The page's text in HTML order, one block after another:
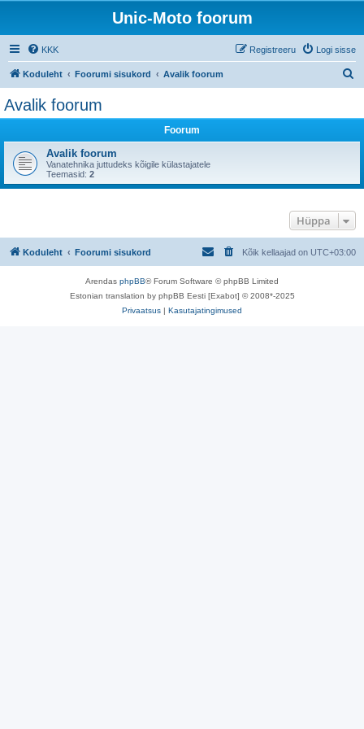
Unic-Moto foorum
KKK Logi sisse
Registreeru
Koduleht Foorumi sisukord Avalik foorum
Avalik foorum
Foorum
Avalik foorum
Vanatehnika juttudeks kõigile külastajatele
Teemasid: 2
Hüppa
Koduleht Foorumi sisukord Kõik kellaajad on UTC+03:00
Arendas phpBB® Forum Software © phpBB Limited
Estonian translation by phpBB Eesti [Exabot] © 2008*-2025
Privaatsus | Kasutajatingimused